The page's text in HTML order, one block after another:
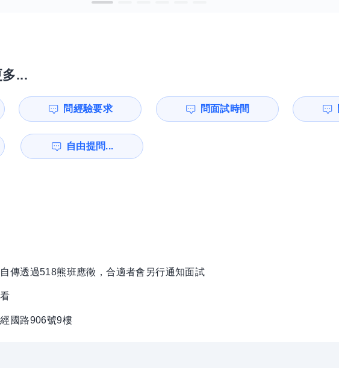
...
問經驗要求 問面試時間
自由提問...
傳透過518熊班應徵，合適者會另行通知面試
國路906號9樓